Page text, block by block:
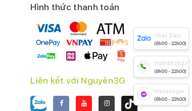
Chat Zalo
(8h00 - 22h00)
0964525279
(8h00 - 22h00)
Messenger
(8h00 - 22h00)
Hình thức thanh toán
Liên kết với Nguyên3G